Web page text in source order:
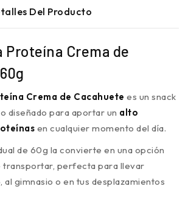
Del Producto
Proteína Crema de
Crema de Cacahuete es un snack
diseñado para aportar un alto
en cualquier momento del día.
de 60g la convierte en una opción
transportar, perfecta para llevar
gimnasio o en tus desplazamientos